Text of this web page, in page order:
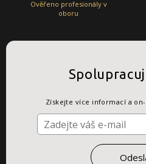
Ověřeno profesionály v
oboru
Získejte více informací a